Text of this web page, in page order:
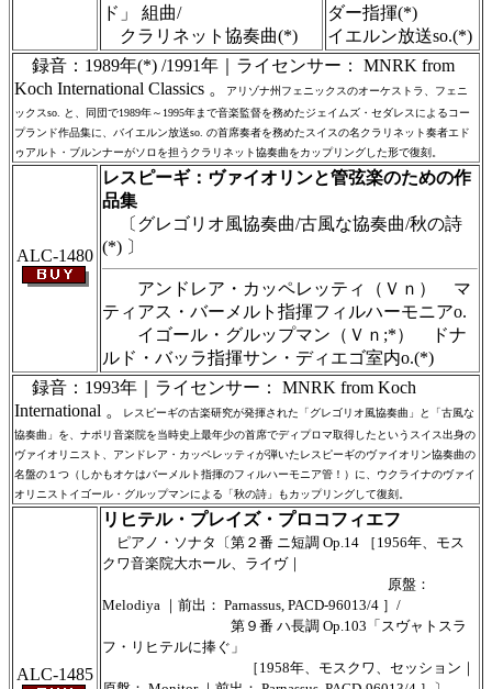
ド」 組曲/
クラリネット協奏曲(*)
ダー指揮(*)
イエルン放送so.(*)
録音：1989年(*) /1991年｜ライセンサー： MNRK from
Koch International Classics 。
アリゾナ州フェニックスのオーケストラ、フェニ
ックスso. と、同団で1989年～1995年まで音楽監督を務めたジェイムズ・セダレスによるコー
プランド作品集に、バイエルン放送so. の首席奏者を務めたスイスの名クラリネット奏者エド
ゥアルト・ブルンナーがソロを担うクラリネット協奏曲をカップリングした形で復刻。
ALC-1480
レスピーギ：ヴァイオリンと管弦楽のための作
品集
〔グレゴリオ風協奏曲/古風な協奏曲/秋の詩
(*) 〕
アンドレア・カッペレッティ（Ｖｎ） マ
ティアス・バーメルト指揮フィルハーモニアo.
イゴール・グルップマン（Ｖｎ;*） ドナ
ルド・バッラ指揮サン・ディエゴ室内o.(*)
録音：1993年｜ライセンサー： MNRK from Koch
International 。
レスピーギの古楽研究が発揮された「グレゴリオ風協奏曲」と「古風な
協奏曲」を、ナポリ音楽院を当時史上最年少の首席でディプロマ取得したというスイス出身の
ヴァイオリニスト、アンドレア・カッペレッティが弾いたレスピーギのヴァイオリン協奏曲の
名盤の１つ（しかもオケはバーメルト指揮のフィルハーモニア管！）に、ウクライナのヴァイ
オリニストイゴール・グルップマンによる「秋の詩」もカップリングして復刻。
ALC-1485
リヒテル・プレイズ・プロコフィエフ
ピアノ・ソナタ〔第２番 ニ短調 Op.14 ［1956年、モス
クワ音楽院大ホール、ライヴ｜
原盤：
Melodiya ｜前出： Parnassus, PACD-96013/4 ］/
第９番 ハ長調 Op.103「スヴャトスラ
フ・リヒテルに捧ぐ」
［1958年、モスクワ、セッション｜